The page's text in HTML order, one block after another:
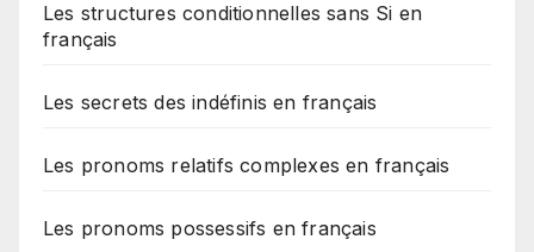
Les structures conditionnelles sans Si en
français
Les secrets des indéfinis en français
Les pronoms relatifs complexes en français
Les pronoms possessifs en français